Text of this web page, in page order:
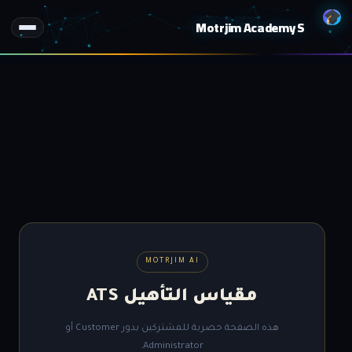
Motrjim Academy S
MOTRJIM AI
مقياس التأهيل ATS
هذه الصفحة حصرية للمشتركين بدور Customer أو
Administrator.